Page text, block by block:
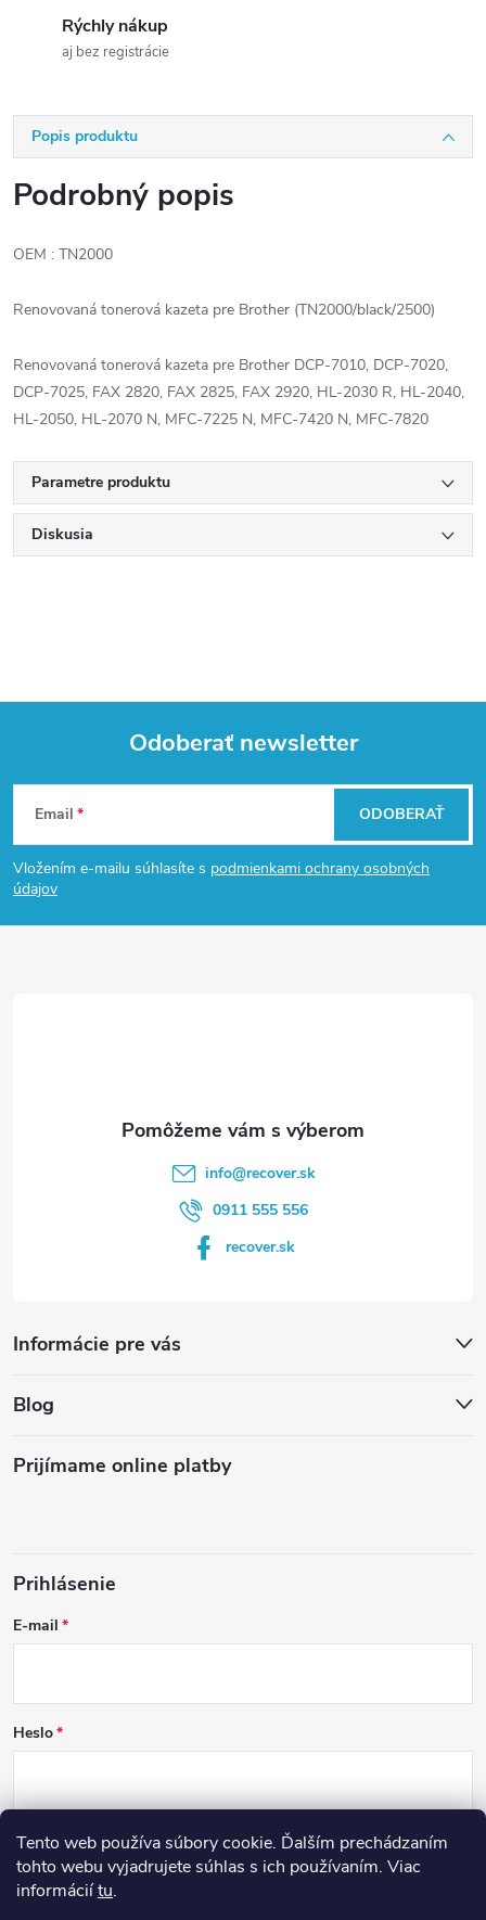
Tento web používa súbory cookie. Ďalším prechádzaním
tohto webu vyjadrujete súhlas s ich používaním. Viac
informáciítu.
Rýchly nákup
aj bez registrácie
Popis produktu
Podrobný popis
OEM : TN2000
Renovovaná tonerová kazeta pre Brother (TN2000/black/2500)
Renovovaná tonerová kazeta pre Brother DCP-7010, DCP-7020,
DCP-7025, FAX 2820, FAX 2825, FAX 2920, HL-2030 R, HL-2040,
HL-2050, HL-2070 N, MFC-7225 N, MFC-7420 N, MFC-7820
Parametre produktu
Diskusia
Z
á
p
Odoberať newsletter
Email
Vložením e-mailu súhlasíte s podmienkami ochrany osobných
údajov
ODOBERAŤ
info@recover.sk
0911 555 556
recover.sk
Informácie pre vás
Blog
Prijímame online platby
Prihlásenie
E-mail
Heslo
PRIHLÁSIŤ SA